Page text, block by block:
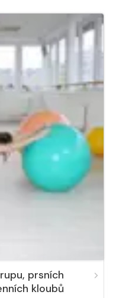
prsních
kloubů